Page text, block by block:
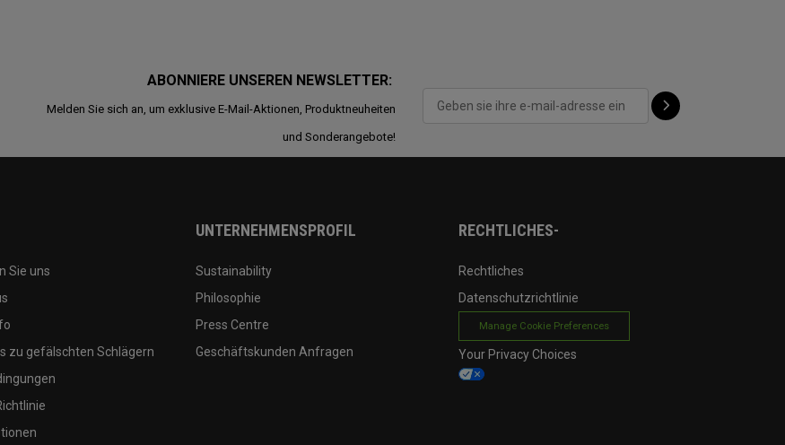
ABONNIERE UNSEREN NEWSLETTER:
Melden Sie sich an, um exklusive E-Mail-Aktionen, Produktneuheiten
und Sonderangebote!
Sie uns
zu gefälschten Schlägern
UNTERNEHMENSPROFIL
Sustainability
Philosophie
Press Centre
Geschäftskunden Anfragen
RECHTLICHES-
Rechtliches
Datenschutzrichtlinie
Manage Cookie Preferences
Your Privacy Choices